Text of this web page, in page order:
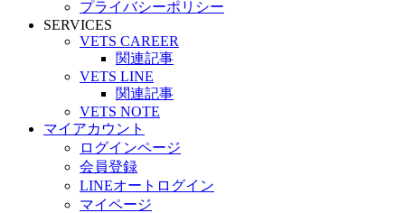
プライバシーポリシー
SERVICES
VETS CAREER
関連記事
VETS LINE
関連記事
VETS NOTE
マイアカウント
ログインページ
会員登録
LINEオートログイン
マイページ